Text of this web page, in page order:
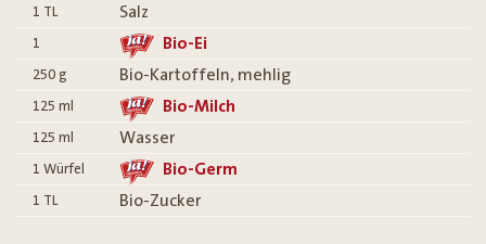
1 TL Salz
1 Bio-Ei
250 g Bio-Kartoffeln, mehlig
125 ml Bio-Milch
125 ml Wasser
1 Würfel Bio-Germ
1 TL Bio-Zucker